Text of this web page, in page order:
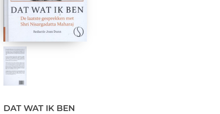
DAT WAT IK BEN